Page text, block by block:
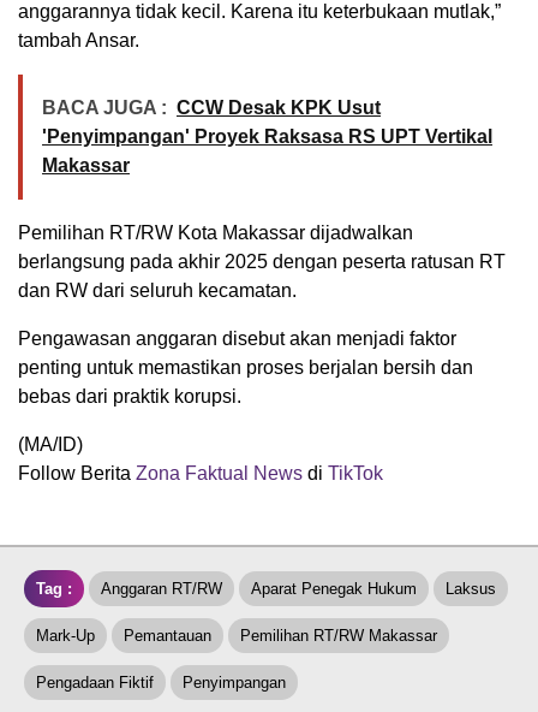
anggarannya tidak kecil. Karena itu keterbukaan mutlak,”
tambah Ansar.
BACA JUGA : CCW Desak KPK Usut
'Penyimpangan' Proyek Raksasa RS UPT Vertikal
Makassar
Pemilihan RT/RW Kota Makassar dijadwalkan
berlangsung pada akhir 2025 dengan peserta ratusan RT
dan RW dari seluruh kecamatan.
Pengawasan anggaran disebut akan menjadi faktor
penting untuk memastikan proses berjalan bersih dan
bebas dari praktik korupsi.
(MA/ID)
Follow Berita Zona Faktual News di TikTok
Tag : Anggaran RT/RW Aparat Penegak Hukum Laksus
Mark-Up Pemantauan Pemilihan RT/RW Makassar
Pengadaan Fiktif Penyimpangan